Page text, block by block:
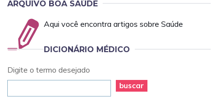
ARQUIVO BOA SAÚDE
Aqui você encontra artigos sobre Saúde
DICIONÁRIO MÉDICO
Digite o termo desejado
buscar